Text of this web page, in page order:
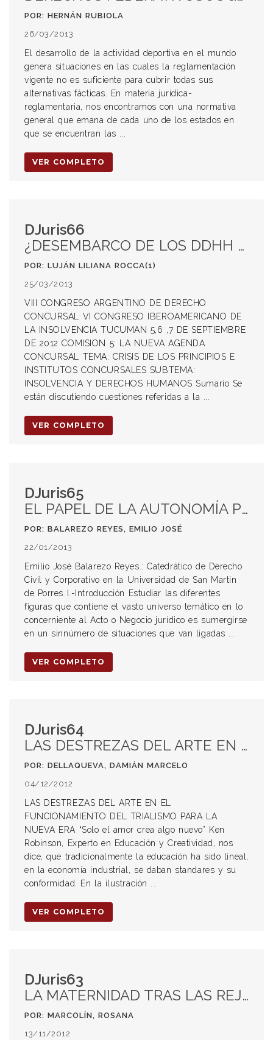
POR: HERNÁN RUBIOLA
26/03/2013
El desarrollo de la actividad deportiva en el mundo
genera situaciones en las cuales la reglamentación
vigente no es suficiente para cubrir todas sus
alternativas fácticas. En materia jurídica-
reglamentaria, nos encontramos con una normativa
general que emana de cada uno de los estados en
que se encuentran las ...
VER COMPLETO
DJuris66
¿DESEMBARCO DE LOS DDHH EN LOS PROCESOS CONCURSALES ARGENTINOS?. CRISIS DE LOS PRINCIPIOS E INSTITUTOS CONCURSALES. INSOLVENCIA y DERECHOS HUMANOS
POR: LUJÁN LILIANA ROCCA(1)
25/03/2013
VIII CONGRESO ARGENTINO DE DERECHO
CONCURSAL VI CONGRESO IBEROAMERICANO DE
LA INSOLVENCIA TUCUMAN 5,6 ,7 DE SEPTIEMBRE
DE 2012 COMISION 5: LA NUEVA AGENDA
CONCURSAL TEMA: CRISIS DE LOS PRINCIPIOS E
INSTITUTOS CONCURSALES SUBTEMA:
INSOLVENCIA Y DERECHOS HUMANOS Sumario Se
están discutiendo cuestiones referidas a la ...
VER COMPLETO
DJuris65
EL PAPEL DE LA AUTONOMÍA PRIVADA DENTRO DE LA TEMÁTICA DEL LIBRO II DEL CÓDIGO CIVIL PERUANO
POR: BALAREZO REYES, EMILIO JOSÉ
22/01/2013
Emilio José Balarezo Reyes.: Catedrático de Derecho
Civil y Corporativo en la Universidad de San Martin
de Porres I.-Introducción Estudiar las diferentes
figuras que contiene el vasto universo temático en lo
concerniente al Acto o Negocio jurídico es sumergirse
en un sinnúmero de situaciones que van ligadas ...
VER COMPLETO
DJuris64
LAS DESTREZAS DEL ARTE EN EL FUNCIONAMIENTO DEL TRIALISMO PARA LA NUEVA ERA
POR: DELLAQUEVA, DAMIÁN MARCELO
04/12/2012
LAS DESTREZAS DEL ARTE EN EL
FUNCIONAMIENTO DEL TRIALISMO PARA LA
NUEVA ERA “Solo el amor crea algo nuevo” Ken
Robinson, Experto en Educación y Creatividad, nos
dice, que tradicionalmente la educación ha sido lineal,
en la economía industrial, se daban standares y su
conformidad. En la ilustración ...
VER COMPLETO
DJuris63
LA MATERNIDAD TRAS LAS REJAS Y PRIVACIÓN DE LA PATRIA POTESTAD: IMPOTENCIA Y DESAMPARO*
POR: MARCOLÍN, ROSANA
13/11/2012